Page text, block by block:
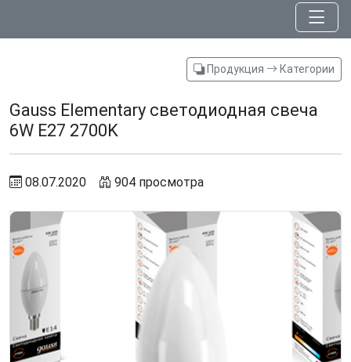
Продукция Категории
Gauss Elementary светодиодная свеча
6W E27 2700K
08.07.2020 904 просмотра